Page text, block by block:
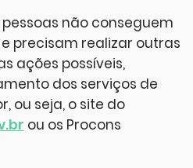
não conseguem
precisam realizar outras
ações possíveis,
dos serviços de
ou seja, o site do
ou os Procons